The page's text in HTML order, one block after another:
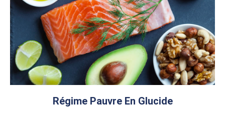
Régime Pauvre En Glucide